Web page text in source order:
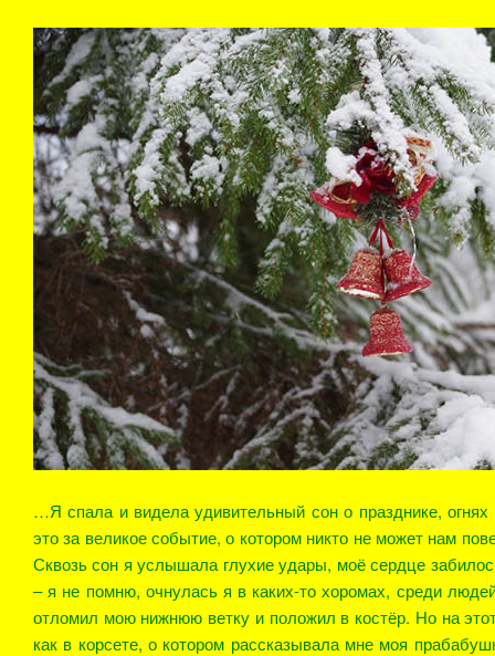
…Я спала и видела удивительный сон о празднике,
это за великое событие, о котором никто не может нам
Сквозь сон я услышала глухие удары, моё сердце
– я не помню, очнулась я в каких-то хоромах, среди
отломил мою нижнюю ветку и положил в костёр. Но на
как в корсете, о котором рассказывала мне моя